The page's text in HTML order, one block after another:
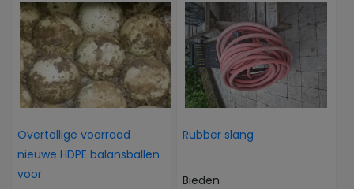
Overtollige voorraad
nieuwe HDPE balansballen
voor
Rubber slang
Bieden